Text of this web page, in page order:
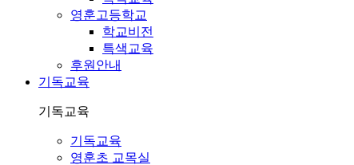
영훈고등학교
학교비전
특색교육
후원안내
기독교육
기독교육
기독교육
영훈초 교목실